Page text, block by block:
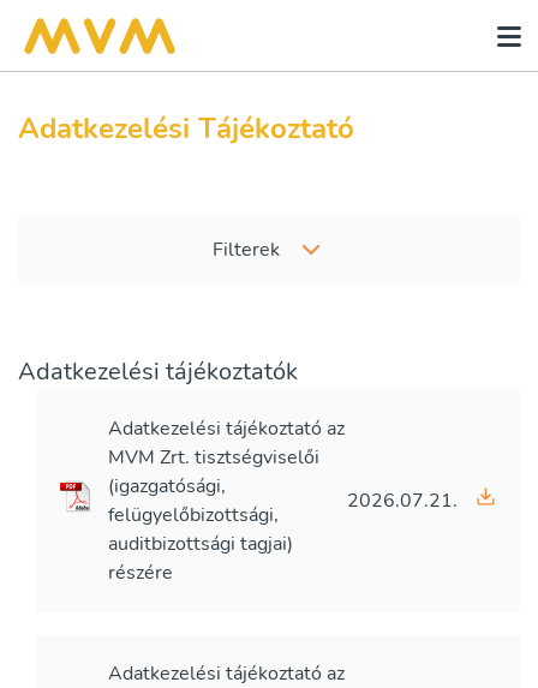
Adatkezelési Tájékoztató
Filterek
Adatkezelési tájékoztatók
Adatkezelési tájékoztató az
MVM Zrt. tisztségviselői
(igazgatósági,
felügyelőbizottsági,
auditbizottsági tagjai)
részére
2026.07.21.
Adatkezelési tájékoztató az